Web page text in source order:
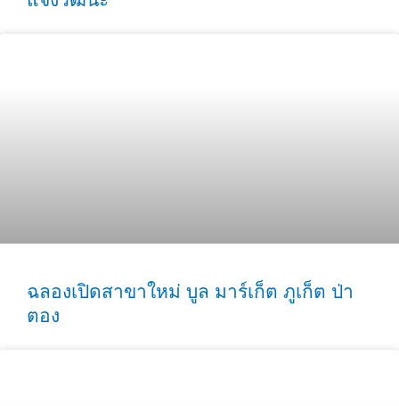
ฉลองเปิดสาขาใหม่ บูล มาร์เก็ต ภูเก็ต ป่า
ตอง